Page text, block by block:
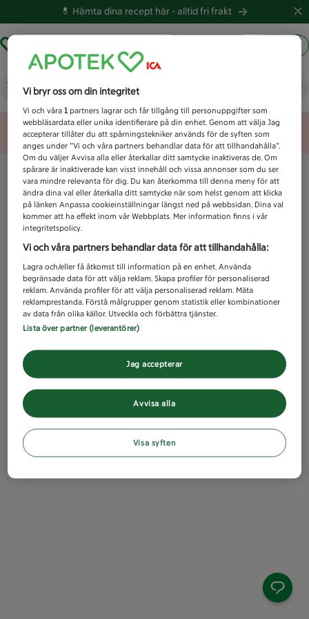
💊 Hämta dina recept här -alltid fri frakt
Vad letar du efter idag?
Unknown error
Vi bryr oss om din integritet
Vi och våra1 partners lagrar och får tillgång till personuppgifter som
webbläsardata eller unika identifierare på din enhet. Genom att välja Jag
accepterar tillåter du att spårningstekniker används för de syften som
anges under ”Vi och våra partners behandlar data för att tillhandahålla”.
Om du väljer Avvisa alla eller återkallar ditt samtycke inaktiveras de. Om
spårare är inaktiverade kan visst innehåll och vissa annonser som du ser
vara mindre relevanta för dig. Du kan återkomma till denna meny för att
ändra dina val eller återkalla ditt samtycke när som helst genom att klicka
på länken Anpassa cookieinställningar längst ned på webbsidan. Dina val
kommer att ha effekt inom vår Webbplats. Mer information finns i vår
integritetspolicy.
Vi och våra partners behandlar data för att tillhandahålla:
Lagra och/eller få åtkomst till information på en enhet. Använda
begränsade data för att välja reklam. Skapa profiler för personaliserad
reklam. Använda profiler för att välja personaliserad reklam. Mäta
reklamprestanda. Förstå målgrupper genom statistik eller kombinationer
av data från olika källor. Utveckla och förbättra tjänster.
Lista över partner (leverantörer)
Avvisa alla
Jag accepterar
Visa syften